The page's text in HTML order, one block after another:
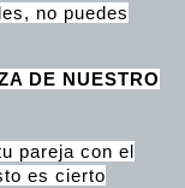
no puedes
DE NUESTRO
pareja con el
es cierto